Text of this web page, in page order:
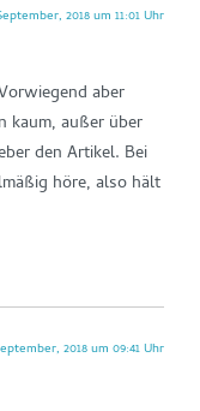
2018 um 11:01 Uhr
aber
kaum, außer über
den Artikel. Bei
höre, also hält
2018 um 09:41 Uhr